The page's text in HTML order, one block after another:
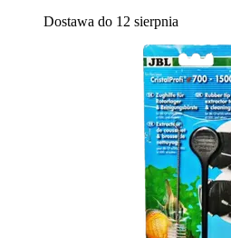
Dostawa do 12 sierpnia